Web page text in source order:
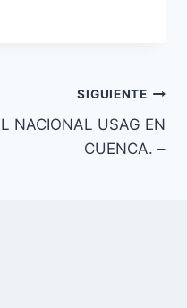
SIGUIENTE
NACIONAL USAG EN
CUENCA. –